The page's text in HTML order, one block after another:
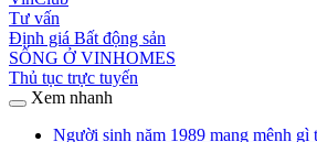
Tư vấn
Định giá Bất động sản
SỐNG Ở VINHOMES
Thủ tục trực tuyến
Xem nhanh
Người sinh năm 1989 mang mệnh gì